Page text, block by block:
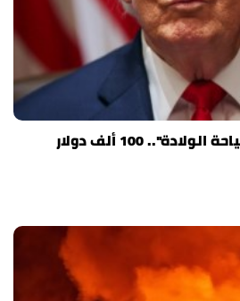
ترامب يحاصر سوق "سياحة الولادة".. 100 ألف دولار